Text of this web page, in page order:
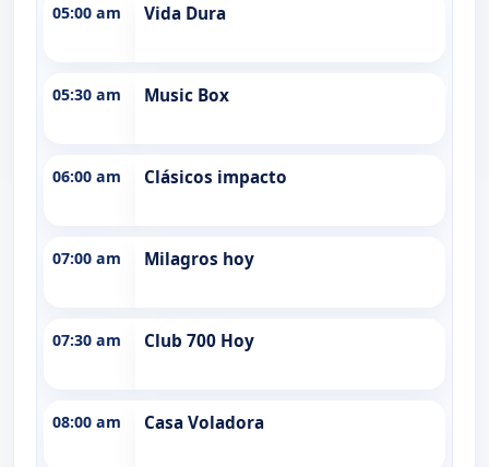
05:00 am Vida Dura
05:30 am Music Box
06:00 am Clásicos impacto
07:00 am Milagros hoy
07:30 am Club 700 Hoy
08:00 am Casa Voladora